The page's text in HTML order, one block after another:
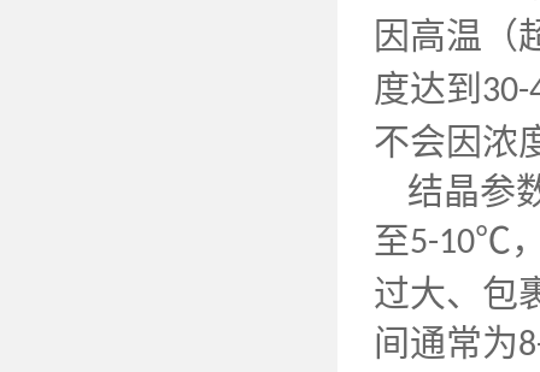
因高温（
度达到 30-
不会因浓
结晶参
至5-10℃
过大、包
间通常为